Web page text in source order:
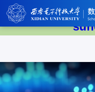
太阳集团